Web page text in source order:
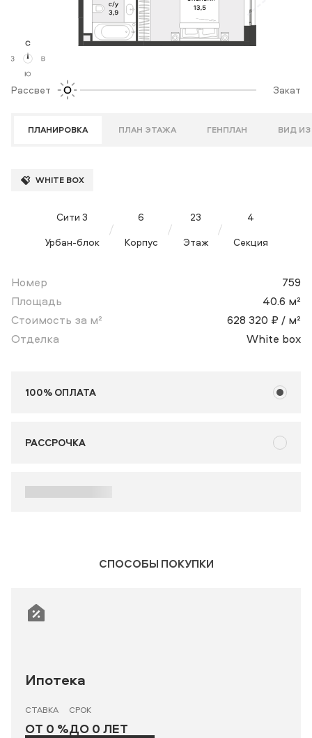
Рассвет Закат
ПЛАНИРОВКА ПЛАН ЭТАЖА ГЕНПЛАН ВИД
WHITE BOX
Сити 3
Урбан-блок
6
Корпус
23
Этаж
4
Секция
Номер
759
Площадь
40.6 м²
Стоимость за м²
628 320 ₽ / м²
Отделка
White box
100% ОПЛАТА
РАССРОЧКА
СПОСОБЫ ПОКУПКИ
Ипотека
СТАВКА
ОТ 0 %
СРОК
ДО 0 ЛЕТ